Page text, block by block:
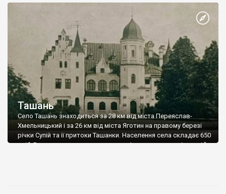
Ташань
Село Ташань знаходиться за 28 км від міста Переяслав-
Хмельницький і за 26 км від міста Яготин на правому березі
річки Супій та її притоки Ташанки. Населення села складає 650
осіб. Вперше про село згадується в Іпатьєвському літописі "